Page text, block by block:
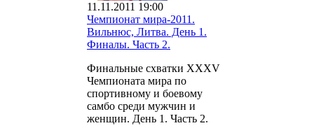
11.11.2011 19:00
Чемпионат мира-2011.
Вильнюс, Литва. День 1.
Финалы. Часть 2.
Финальные схватки XXXV
Чемпионата мира по
спортивному и боевому
самбо среди мужчин и
женщин. День 1. Часть 2.